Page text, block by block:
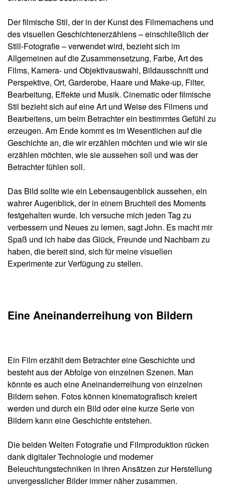
Der filmische Stil, der in der Kunst des Filmemachens und
des visuellen Geschichtenerzählens – einschließlich der
Still-Fotografie – verwendet wird, bezieht sich im
Allgemeinen auf die Zusammensetzung, Farbe, Art des
Films, Kamera- und Objektivauswahl, Bildausschnitt und
Perspektive, Ort, Garderobe, Haare und Make-up, Filter,
Bearbeitung, Effekte und Musik. Cinematic oder filmische
Stil bezieht sich auf eine Art und Weise des Filmens und
Bearbeitens, um beim Betrachter ein bestimmtes Gefühl zu
erzeugen. Am Ende kommt es im Wesentlichen auf die
Geschichte an, die wir erzählen möchten und wie wir sie
erzählen möchten, wie sie aussehen soll und was der
Betrachter fühlen soll.
Das Bild sollte wie ein Lebensaugenblick aussehen, ein
wahrer Augenblick, der in einem Bruchteil des Moments
festgehalten wurde. Ich versuche mich jeden Tag zu
verbessern und Neues zu lernen, sagt John. Es macht mir
Spaß und ich habe das Glück, Freunde und Nachbarn zu
haben, die bereit sind, sich für meine visuellen
Experimente zur Verfügung zu stellen.
Eine Aneinanderreihung von Bildern
Ein Film erzählt dem Betrachter eine Geschichte und
besteht aus der Abfolge von einzelnen Szenen. Man
könnte es auch eine Aneinanderreihung von einzelnen
Bildern sehen. Fotos können kinematografisch kreiert
werden und durch ein Bild oder eine kurze Serie von
Bildern kann eine Geschichte entstehen.
Die beiden Welten Fotografie und Filmproduktion rücken
dank digitaler Technologie und moderner
Beleuchtungstechniken in ihren Ansätzen zur Herstellung
unvergesslicher Bilder immer näher zusammen.